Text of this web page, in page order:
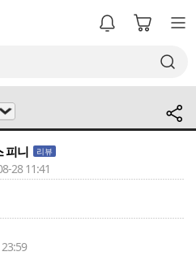
피니 리뷰
28 11:41